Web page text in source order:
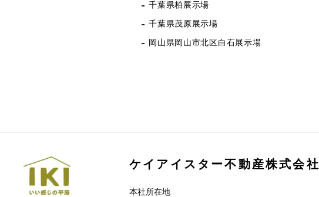
千葉県柏展示場
千葉県茂原展示場
岡山県岡山市北区白石展示場
ケイアイスター不動産株式会社
本社所在地